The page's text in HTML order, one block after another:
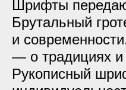
Шрифты
Брутальный
и
— о традициях и
Рукописный